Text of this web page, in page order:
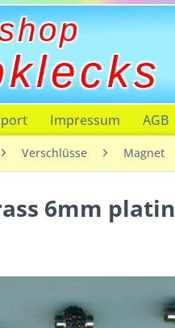
Impressum AGB
Verschlüsse Magnet
6mm platin